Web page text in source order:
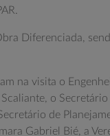
Diferenciada,
na visita o
o
de
Gabriel Bié, a